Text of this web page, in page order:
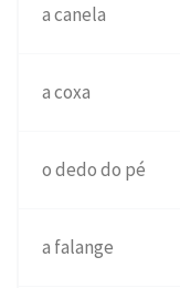
a canela
a coxa
o dedo do pé
a falange